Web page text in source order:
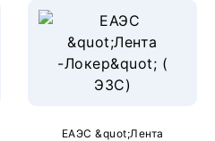
ЕАЭС &quot;Лента